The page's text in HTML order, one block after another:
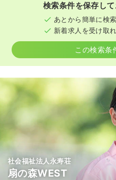
検索条件を保存して
あとから簡単に検索
新着求人を受け取
この検索条
社会福祉法人永寿荘
扇の森WEST